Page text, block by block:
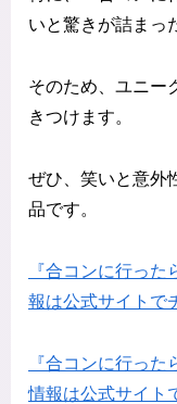
いと驚きが詰まっ
そのため、ユニー
きつけます。
ぜひ、笑いと意外
品です。
『合コンに行っ
報は公式サイトで
『合コンに行っ
情報は公式サイト